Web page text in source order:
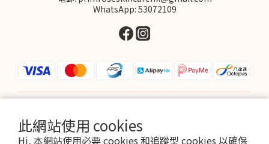
此網站使用 cookies
Hi, 本網站使用必要 cookies 和追蹤型 cookies 以確保
WhatsApp: 53072109
HKD